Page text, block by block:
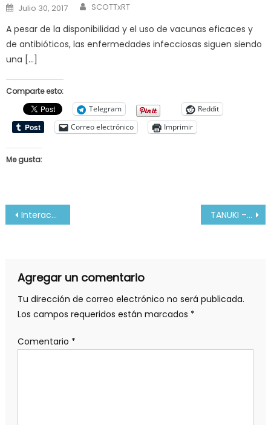
Posted
on
Julio 30, 2017 Author
SCOTTxRT
A pesar de la disponibilidad y el uso de vacunas eficaces y
de antibióticos, las enfermedades infecciosas siguen siendo
una […]
Comparte esto:
Telegram
Reddit
Correo electrónico
Imprimir
Me gusta:
Navegación
Interacciones del acenocumarol con importancia clínica 2004 TANUKI – BABYBABYの夢 – YouTube
Agregar un comentario
Tu dirección de correo electrónico no será publicada.
Los campos requeridos están marcados *
Comentario *